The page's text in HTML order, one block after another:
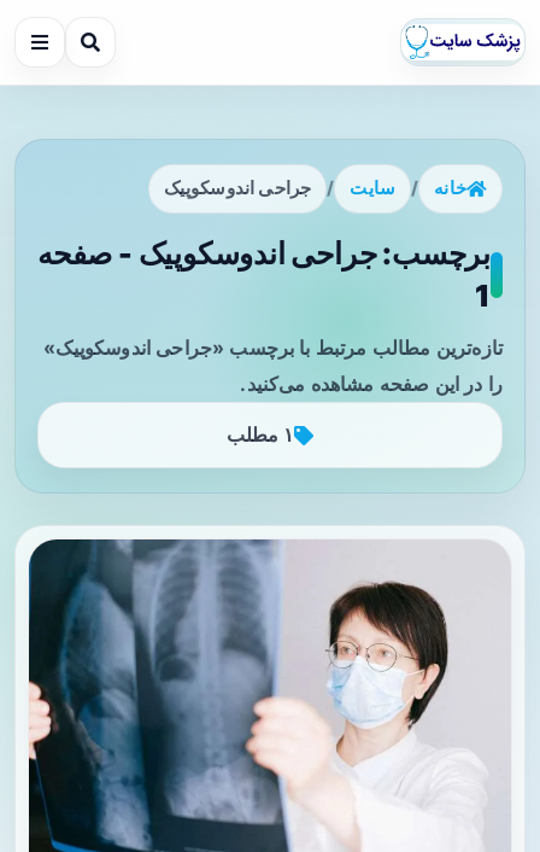
خانه / سایت / جراحی اندوسکوپیک
برچسب: جراحی اندوسکوپیک - صفحه
1
تازه‌ترین مطالب مرتبط با برچسب «جراحی اندوسکوپیک»
را در این صفحه مشاهده می‌کنید.
۱ مطلب